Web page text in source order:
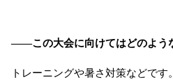
――この大会に向けてはどのよう
トレーニングや暑さ対策などで